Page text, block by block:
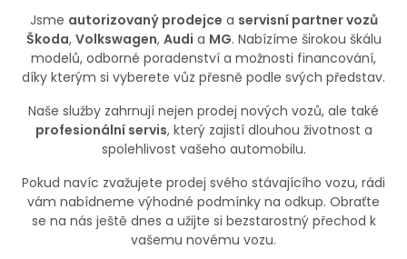
Jsme autorizovaný prodejce a servisní partner vozů
Škoda, Volkswagen, Audi a MG. Nabízíme širokou škálu
modelů, odborné poradenství a možnosti financování,
díky kterým si vyberete vůz přesně podle svých představ.
Naše služby zahrnují nejen prodej nových vozů, ale také
profesionální servis, který zajistí dlouhou životnost a
spolehlivost vašeho automobilu.
Pokud navíc zvažujete prodej svého stávajícího vozu, rádi
vám nabídneme výhodné podmínky na odkup. Obraťte
se na nás ještě dnes a užijte si bezstarostný přechod k
vašemu novému vozu.